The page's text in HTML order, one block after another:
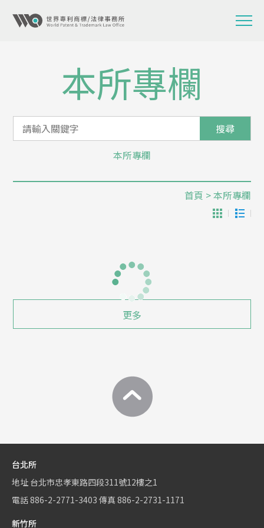
本所專欄
搜尋
本所專欄
首頁 > 本所專欄
更多
台北所
地址 台北市忠孝東路四段311號12樓之1
電話886-2-2771-3403 傳真 886-2-2731-1171
新竹所